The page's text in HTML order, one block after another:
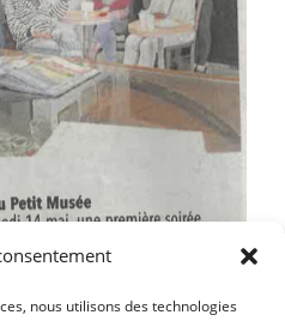
nous utilisons des technologies